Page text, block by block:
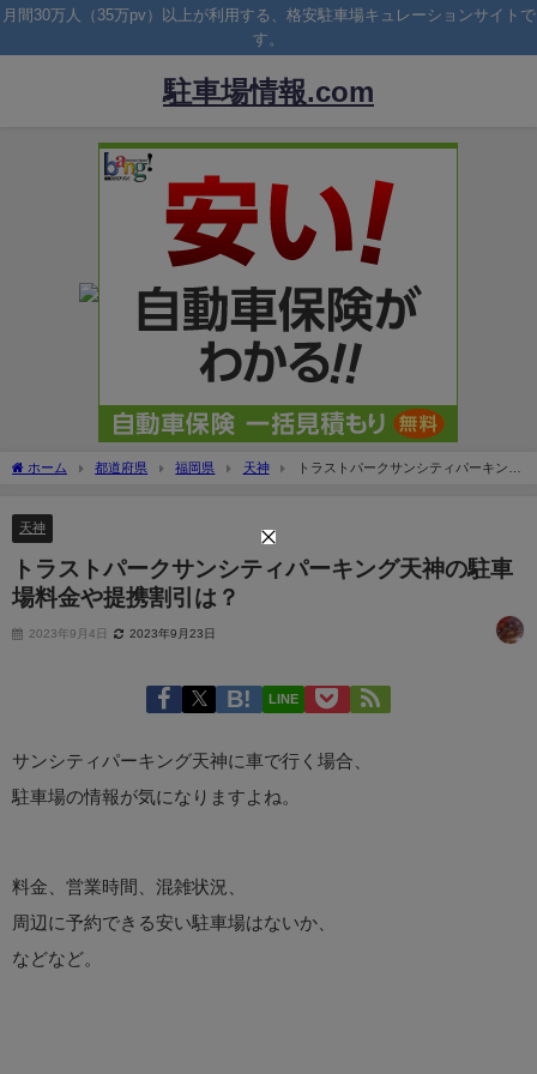
月間30万人（35万pv）以上が利用する、格安駐車場キュレーションサイトで
す。
駐車場情報.com
ホーム 都道府県 福岡県 天神
トラストパークサンシティパーキング
天神
トラストパークサンシティパーキング天神の駐車
場料金や提携割引は？
2023年9月4日 2023年9月23日
LINE
サンシティパーキング天神に車で行く場合、
駐車場の情報が気になりますよね。
料金、営業時間、混雑状況、
周辺に予約できる安い駐車場はないか、
などなど。